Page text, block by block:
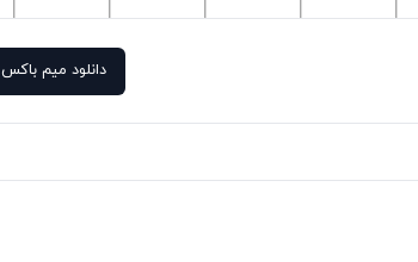
دانلود میم باکس